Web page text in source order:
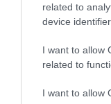
related to
device
I want to allow
related to
I want to allow
«Σεισμός»
07.08.2026 | 17:55